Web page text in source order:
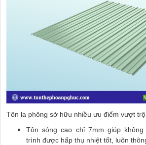
Tôn la phông sở hữu nhiều ưu điểm vượt
Tôn sóng cao chỉ 7mm giúp
trình được hấp thụ nhiệt tốt, luôn